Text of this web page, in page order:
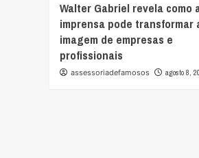
Walter Gabriel revela como
imprensa pode transformar
imagem de empresas e
profissionais
assessoriadefamosos agosto 8,